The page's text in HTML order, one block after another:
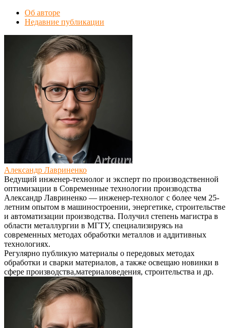
Об авторе
Недавние публикации
Александр Лавриненко
Ведущий инженер-технолог и эксперт по производственной
оптимизации в Современные технологии производства
Александр Лавриненко — инженер-технолог с более чем 25-
летним опытом в машиностроении, энергетике, строительстве
и автоматизации производства. Получил степень магистра в
области металлургии в МГТУ, специализируясь на
современных методах обработки металлов и аддитивных
технологиях.
Регулярно публикую материалы о передовых методах
обработки и сварки материалов, а также освещаю новинки в
сфере производства,материаловедения, строительства и др.